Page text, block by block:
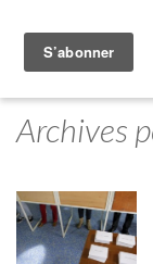
Archives